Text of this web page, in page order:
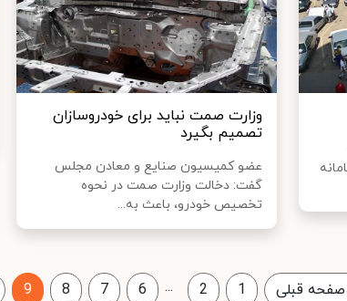
وزارت صمت نباید برای خودروسازان
تصمیم بگیرد
عضو کمیسیون صنایع و معادن مجلس
گفت: دخالت وزارت صمت در نحوه
تخصیص خودرو، باعث به...
صفحه قبلی 1
2
...
6
7
8
9